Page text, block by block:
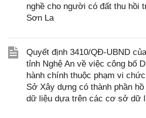
nghề cho người có đất thu hồi
Sơn La
Quyết định 3410/QĐ-UBND
tỉnh Nghệ An về việc công bố
hành chính thuộc phạm vi
Sở Xây dựng có thành phần
dữ liệu dựa trên các cơ sở dữ